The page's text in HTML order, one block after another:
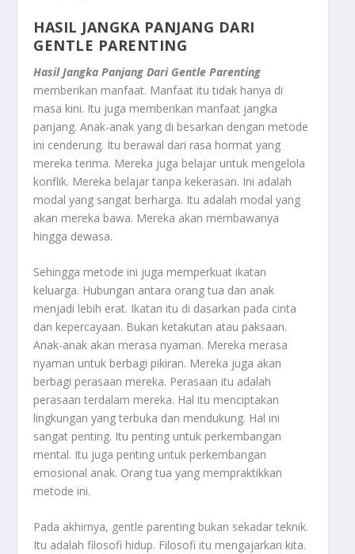
HASIL JANGKA PANJANG DARI
GENTLE PARENTING
Hasil Jangka Panjang Dari Gentle Parenting
memberikan manfaat. Manfaat itu tidak hanya di
masa kini. Itu juga memberikan manfaat jangka
panjang. Anak-anak yang di besarkan dengan metode
ini cenderung. Itu berawal dari rasa hormat yang
mereka terima. Mereka juga belajar untuk mengelola
konflik. Mereka belajar tanpa kekerasan. Ini adalah
modal yang sangat berharga. Itu adalah modal yang
akan mereka bawa. Mereka akan membawanya
hingga dewasa.
Sehingga metode ini juga memperkuat ikatan
keluarga. Hubungan antara orang tua dan anak
menjadi lebih erat. Ikatan itu di dasarkan pada cinta
dan kepercayaan. Bukan ketakutan atau paksaan.
Anak-anak akan merasa nyaman. Mereka merasa
nyaman untuk berbagi pikiran. Mereka juga akan
berbagi perasaan mereka. Perasaan itu adalah
perasaan terdalam mereka. Hal itu menciptakan
lingkungan yang terbuka dan mendukung. Hal ini
sangat penting. Itu penting untuk perkembangan
mental. Itu juga penting untuk perkembangan
emosional anak. Orang tua yang mempraktikkan
metode ini.
Pada akhirnya, gentle parenting bukan sekadar teknik.
Itu adalah filosofi hidup. Filosofi itu mengajarkan kita.